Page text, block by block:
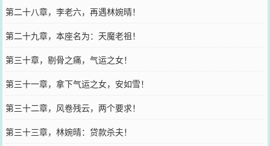
第二十八章，李老六，再遇林婉晴！
第二十九章，本座名为：天魔老祖！
第三十章，剔骨之痛，气运之女！
第三十一章，拿下气运之女，安如雪！
第三十二章，风卷残云，两个要求！
第三十三章，林婉晴：贷款杀夫！